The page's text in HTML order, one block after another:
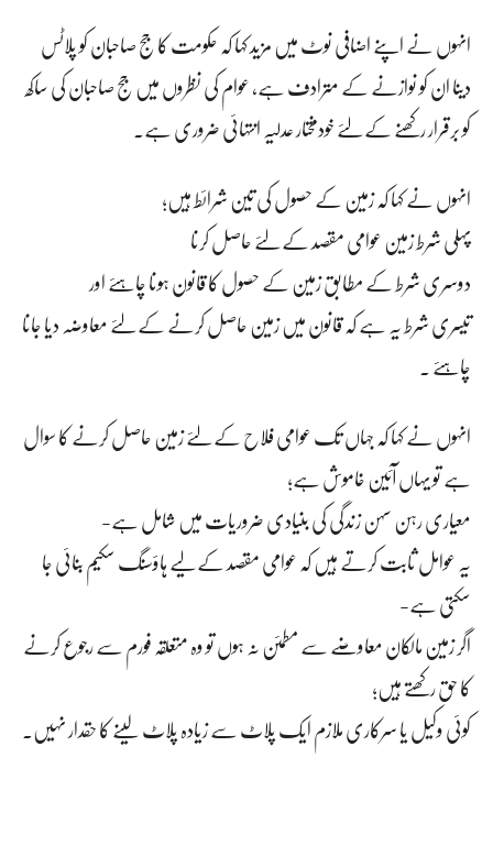
انہوں نے اپنے اضافی نوٹ میں مزید کہا کہ حکومت کا جج صاحبان کو پلاٹس
دینا ان کو نوازنے کے مترادف ہے، عوام کی نظروں میں جج صاحبان کی ساکھ
کو برقرار رکھنے کے لئے خودمختار عدلیہ انتہائی ضروری ہے۔
انہوں نے کہا کہ زمین کے حصول کی تین شرائط ہیں؛
پہلی شرط زمین عوامی مقصد کے لئے حاصل کرنا
دوسری شرط کے مطابق زمین کے حصول کا قانون ہونا چاہئے اور
تیسری شرط یہ ہے کہ قانون میں زمین حاصل کرنے کے لئے معاوضہ دیا جانا
چاہئے ۔
انہوں نے کہا کہ جہاں تک عوامی فلاح کے لئے زمین حاصل کرنے کا سوال
ہے تو یہاں آئین خاموش ہے؛
معیاری رہن سہن زندگی کی بنیادی ضروریات میں شامل ہے-
یہ عوامل ثابت کرتے ہیں کہ عوامی مقصد کے لیے ہاؤسنگ سکیم بنائی جا
سکتی ہے-
اگر زمین مالکان معاوضے سے مطمئن نہ ہوں تو وہ متعلقہ فورم سے رجوع کرنے
کا حق رکھتے ہیں؛
کوئی وکیل یا سرکاری ملازم ایک پلاٹ سے زیادہ پلاٹ لینے کا حقدار نہیں۔